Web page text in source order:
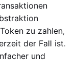
zu zahlen,
der Fall ist.
und